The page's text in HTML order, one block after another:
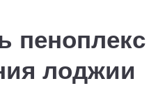
пеноплекс
лоджии